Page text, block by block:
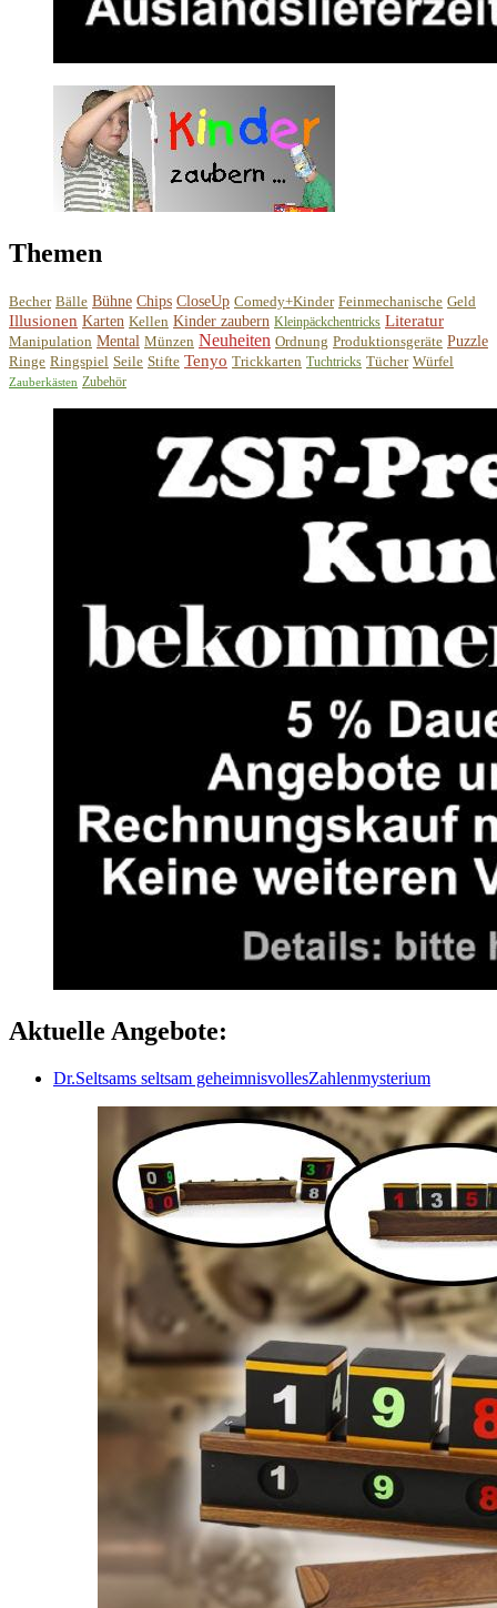
Themen
Becher Bälle Bühne Chips CloseUp Comedy+Kinder Feinmechanische Geld
Illusionen Karten Kellen Kinder zaubern Kleinpäckchentricks Literatur
Manipulation Mental Münzen Neuheiten Ordnung Produktionsgeräte Puzzle
Ringe Ringspiel Seile Stifte Tenyo Trickkarten Tuchtricks Tücher Würfel
Zauberkästen Zubehör
Aktuelle Angebote:
Dr.Seltsams seltsam geheimnisvollesZahlenmysterium